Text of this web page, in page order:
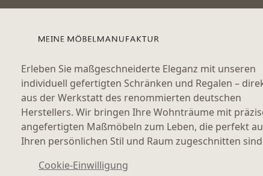
Erleben Sie maßgeschneiderte Eleganz mit unseren
individuell gefertigten Schränken und Regalen –
aus der Werkstatt des renommierten deutschen
Herstellers. Wir bringen Ihre Wohnträume mit
angefertigten Maßmöbeln zum Leben, die perfekt
Ihren persönlichen Stil und Raum zugeschnitten
Cookie-Einwilligung